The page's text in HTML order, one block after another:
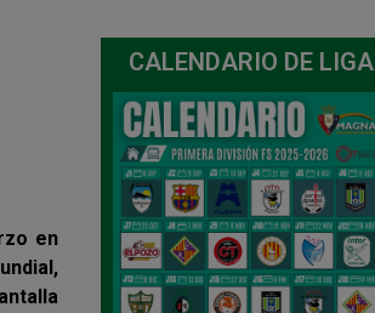
en
CALENDARIO DE LIGA